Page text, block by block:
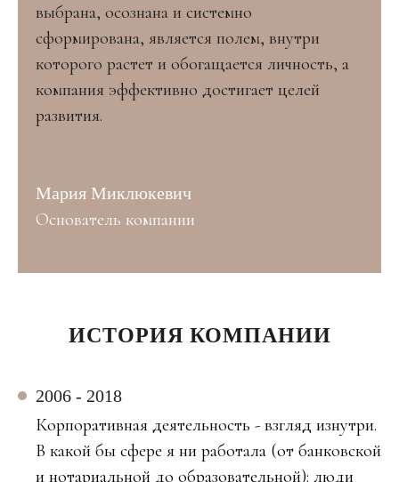
выбрана, осознана и системно
сформирована, является полем, внутри
которого растет и обогащается личность, а
компания эффективно достигает целей
развития.
Мария Миклюкевич
Основатель компании
ИСТОРИЯ КОМПАНИИ
2006 - 2018
Корпоративная деятельность - взгляд изнутри.
В какой бы сфере я ни работала (от банковской
и нотариальной до образовательной): люди